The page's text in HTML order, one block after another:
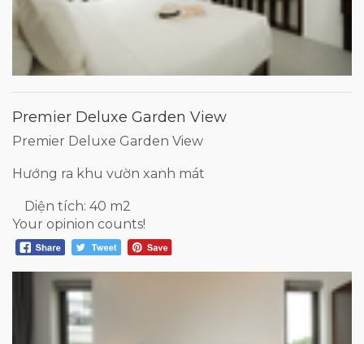
Premier Deluxe Garden View
Premier Deluxe Garden View
Hướng ra khu vườn xanh mát
Diện tích: 40 m2
Your opinion counts!